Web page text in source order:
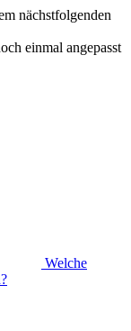
nächstfolgenden
einmal angepasst
Welche